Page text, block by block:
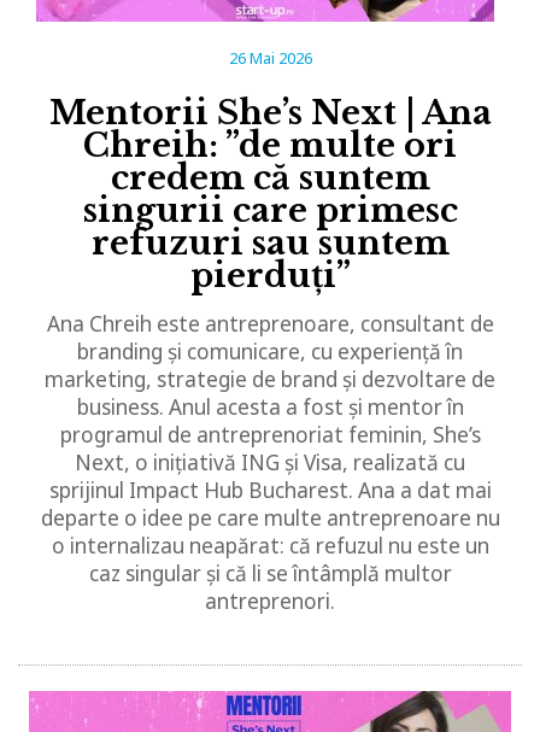
26 Mai 2026
Mentorii She’s Next | Ana
Chreih: ”de multe ori
credem că suntem
singurii care primesc
refuzuri sau suntem
pierduți”
Ana Chreih este antreprenoare, consultant de
branding și comunicare, cu experiență în
marketing, strategie de brand și dezvoltare de
business. Anul acesta a fost și mentor în
programul de antreprenoriat feminin, She’s
Next, o inițiativă ING și Visa, realizată cu
sprijinul Impact Hub Bucharest. Ana a dat mai
departe o idee pe care multe antreprenoare nu
o internalizau neapărat: că refuzul nu este un
caz singular și că li se întâmplă multor
antreprenori.